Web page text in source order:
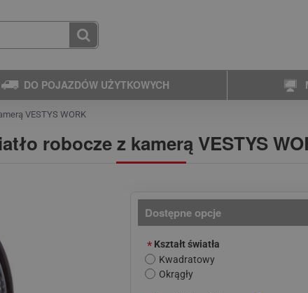
DO POJAZDÓW UŻYTKOWYCH
robocze z kamerą VESTYS
VESTYS WORK
Dostępne opcje
Kształt światła
Kwadratowy
Okrągły